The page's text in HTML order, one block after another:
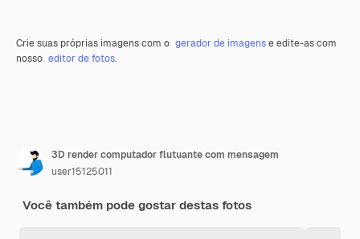
Crie suas próprias imagens com o gerador de imagense edite-as com
nosso editor de fotos.
3D render computador flutuante com mensagem
user15125011
Você também pode gostar destas fotos